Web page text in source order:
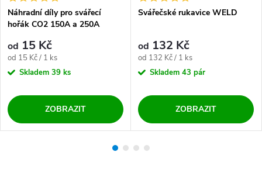
Náhradní díly pro svářecí
hořák CO2 150A a 250A
od 15 Kč
Měrná cena:
od 15 Kč / 1 ks
Skladem 39 ks
ZOBRAZIT
Svářečské rukavice WELD
od 132 Kč
Měrná cena:
od 132 Kč / 1 ks
Skladem 43 pár
ZOBRAZIT